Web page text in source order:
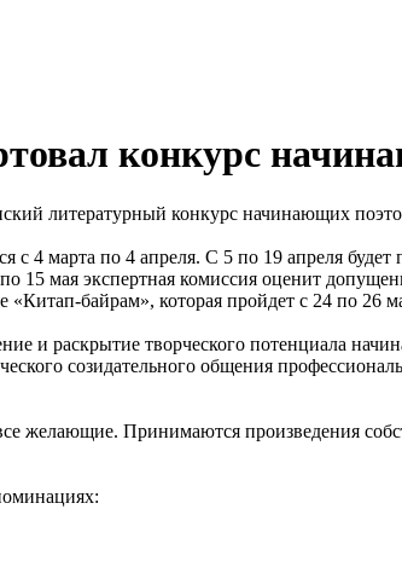
конкурс
литературный конкурс начинающих
с 4 марта по 4 апреля. С 5 по 19 апреля
15 мая экспертная комиссия оценит
байрам», которая пройдет с 24 по 26
и раскрытие творческого потенциала
созидательного общения
желающие. Принимаются произведения